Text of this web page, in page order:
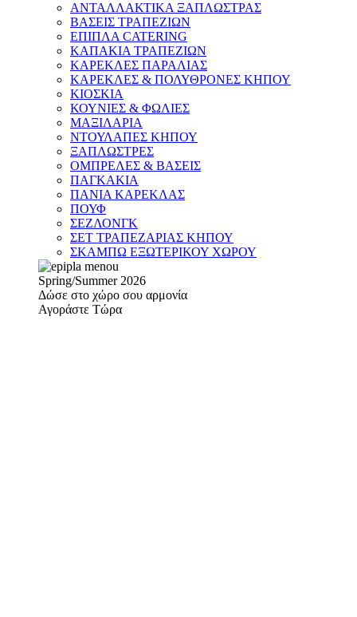
ΑΝΤΑΛΛΑΚΤΙΚΑ ΞΑΠΛΩΣΤΡΑΣ
ΒΑΣΕΙΣ ΤΡΑΠΕΖΙΩΝ
ΕΠΙΠΛΑ CATERING
ΚΑΠΑΚΙΑ ΤΡΑΠΕΖΙΩΝ
ΚΑΡΕΚΛΕΣ ΠΑΡΑΛΙΑΣ
ΚΑΡΕΚΛΕΣ & ΠΟΛΥΘΡΟΝΕΣ ΚΗΠΟΥ
ΚΙΟΣΚΙΑ
ΚΟΥΝΙΕΣ & ΦΩΛΙΕΣ
ΜΑΞΙΛΑΡΙΑ
ΝΤΟΥΛΑΠΕΣ ΚΗΠΟΥ
ΞΑΠΛΩΣΤΡΕΣ
ΟΜΠΡΕΛΕΣ & ΒΑΣΕΙΣ
ΠΑΓΚΑΚΙΑ
ΠΑΝΙΑ ΚΑΡΕΚΛΑΣ
ΠΟΥΦ
ΣΕΖΛΟΝΓΚ
ΣΕΤ ΤΡΑΠΕΖΑΡΙΑΣ ΚΗΠΟΥ
ΣΚΑΜΠΩ ΕΞΩΤΕΡΙΚΟΥ ΧΩΡΟΥ
Spring/Summer 2026
Δώσε στο χώρο σου αρμονία
Αγοράστε Τώρα